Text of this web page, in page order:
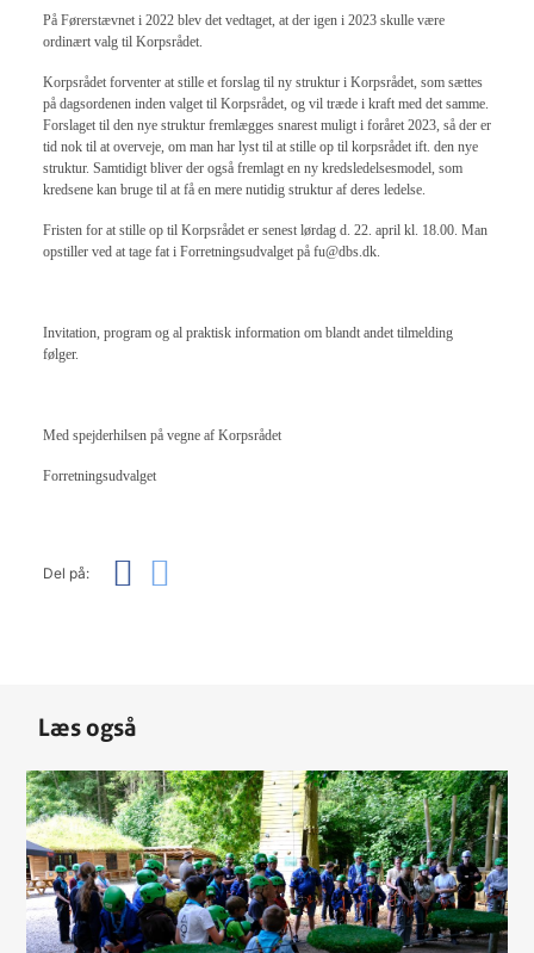
På Førerstævnet i 2022 blev det vedtaget, at der igen i 2023 skulle være
ordinært valg til Korpsrådet.
Korpsrådet forventer at stille et forslag til ny struktur i Korpsrådet, som sættes
på dagsordenen inden valget til Korpsrådet, og vil træde i kraft med det samme.
Forslaget til den nye struktur fremlægges snarest muligt i foråret 2023, så der er
tid nok til at overveje, om man har lyst til at stille op til korpsrådet ift. den nye
struktur. Samtidigt bliver der også fremlagt en ny kredsledelsesmodel, som
kredsene kan bruge til at få en mere nutidig struktur af deres ledelse.
Fristen for at stille op til Korpsrådet er senest lørdag d. 22. april kl. 18.00. Man
opstiller ved at tage fat i Forretningsudvalget på fu@dbs.dk.
Invitation, program og al praktisk information om blandt andet tilmelding
følger.
Med spejderhilsen på vegne af Korpsrådet
Forretningsudvalget
Del på:
Læs også